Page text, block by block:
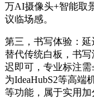
万AI摄像头+智能取
议临场感。
第三，书写体验：
替代传统白板，书
迟即可，专业标注
为IdeaHubS2等高端
等功能，属于实用加